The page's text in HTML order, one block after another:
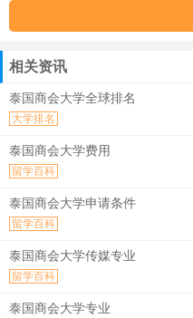
相关资讯
泰国商会大学全球排名
大学排名
泰国商会大学费用
留学百科
泰国商会大学申请条件
留学百科
泰国商会大学传媒专业
留学百科
泰国商会大学专业